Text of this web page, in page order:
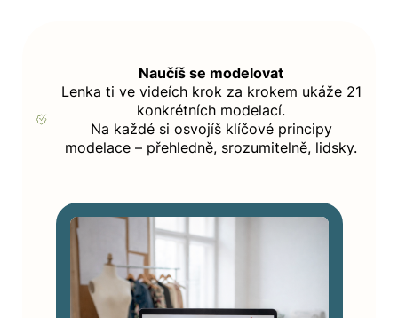
Naučíš se modelovat
Lenka ti ve videích krok za krokem ukáže 21
konkrétních modelací.
Na každé si osvojíš klíčové principy
modelace – přehledně, srozumitelně, lidsky.